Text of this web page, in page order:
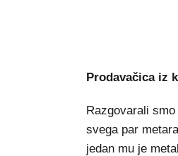
Prodavačica iz
Razgovarali
svega par
jedan mu je